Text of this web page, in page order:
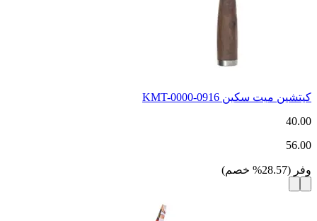
كيتشين ميت سكين KMT-0000-0916
40.00
56.00
وفر (
28.57
% خصم)